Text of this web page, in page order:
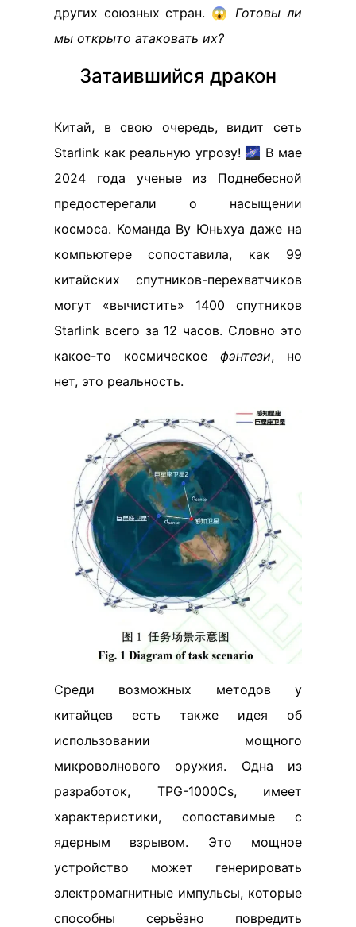
других союзных стран. 😱 Готовы ли
мы открыто атаковать их?
Затаившийся дракон
Китай, в свою очередь, видит сеть
Starlink как реальную угрозу! 🌌 В мае
2024 года ученые из Поднебесной
предостерегали о насыщении
космоса. Команда Ву Юньхуа даже на
компьютере сопоставила, как 99
китайских спутников-перехватчиков
могут «вычистить» 1400 спутников
Starlink всего за 12 часов. Словно это
какое-то космическое фэнтези, но
нет, это реальность.
Среди возможных методов у
китайцев есть также идея об
использовании мощного
микроволнового оружия. Одна из
разработок, TPG-1000Cs, имеет
характеристики, сопоставимые с
ядерным взрывом. Это мощное
устройство может генерировать
электромагнитные импульсы, которые
способны серьёзно повредить